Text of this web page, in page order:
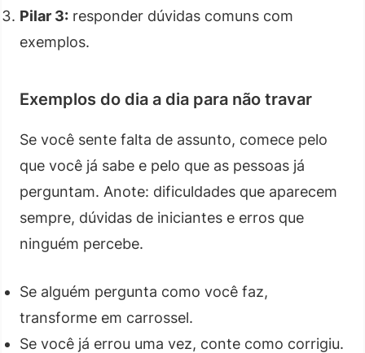
Pilar 3: responder dúvidas comuns com
exemplos.
Exemplos do dia a dia para não travar
Se você sente falta de assunto, comece pelo
que você já sabe e pelo que as pessoas já
perguntam. Anote: dificuldades que aparecem
sempre, dúvidas de iniciantes e erros que
ninguém percebe.
Se alguém pergunta como você faz,
transforme em carrossel.
Se você já errou uma vez, conte como corrigiu.